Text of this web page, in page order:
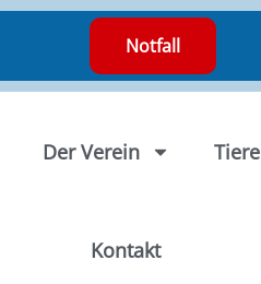
Notfall
Der Verein Tiere
Kontakt